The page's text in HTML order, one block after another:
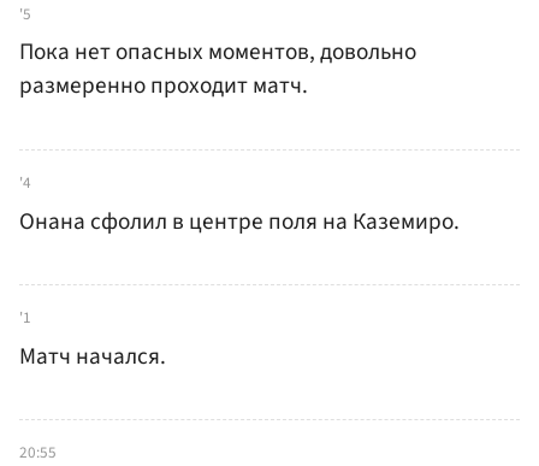
'5
Пока нет опасных моментов, довольно
размеренно проходит матч.
'4
Онана сфолил в центре поля на Каземиро.
'1
Матч начался.
20:55